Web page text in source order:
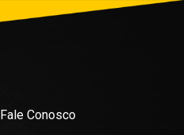
Fale Conosco